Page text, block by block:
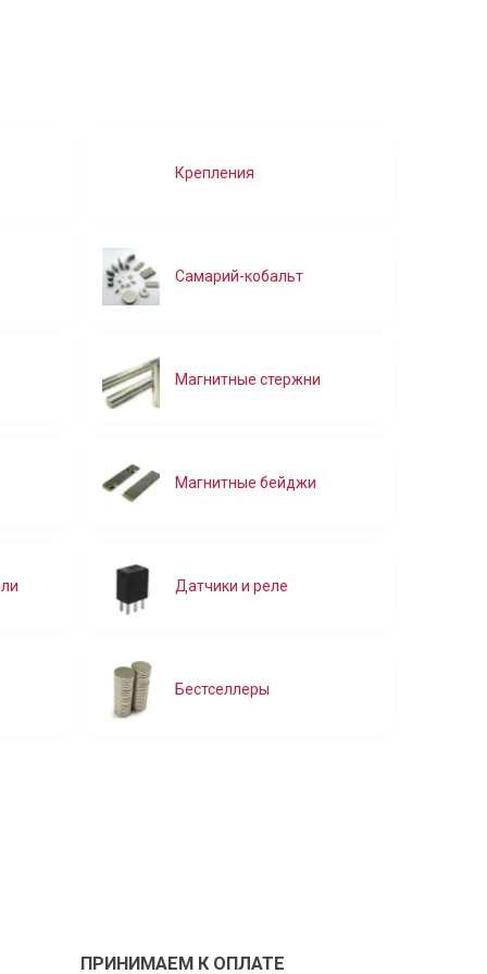
Крепления
Самарий-кобальт
Магнитные стержни
Магнитные бейджи
Датчики и реле
Бестселлеры
ПРИНИМАЕМ К ОПЛАТЕ